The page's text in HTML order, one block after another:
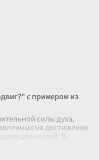
с примером из
силы духа,
на достижение
ценностей. В